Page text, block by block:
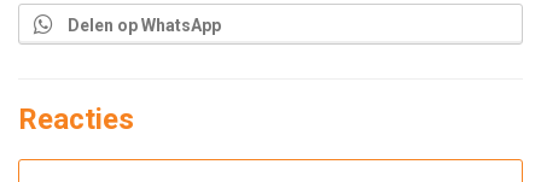
Delen op WhatsApp
Reacties